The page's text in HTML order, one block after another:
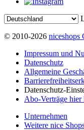
© 2010-2026 niceshops
Impressum und
Datenschutz
Allgemeine
Datenschutz-
Abo-Verträge hier
Unternehmen
Weitere nice